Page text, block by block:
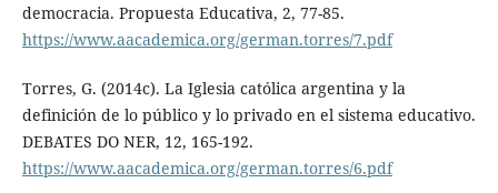
democracia. Propuesta Educativa, 2, 77-85.
https://www.aacademica.org/german.torres/7.pdf
Torres, G. (2014c). La Iglesia católica argentina y la
definición de lo público y lo privado en el sistema educativo.
DEBATES DO NER, 12, 165-192.
https://www.aacademica.org/german.torres/6.pdf